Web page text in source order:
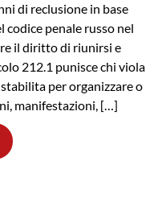
di reclusione in base
penale russo nel
il diritto di riunirsi e
212.1 punisce chi viola
per organizzare o
manifestazioni, […]